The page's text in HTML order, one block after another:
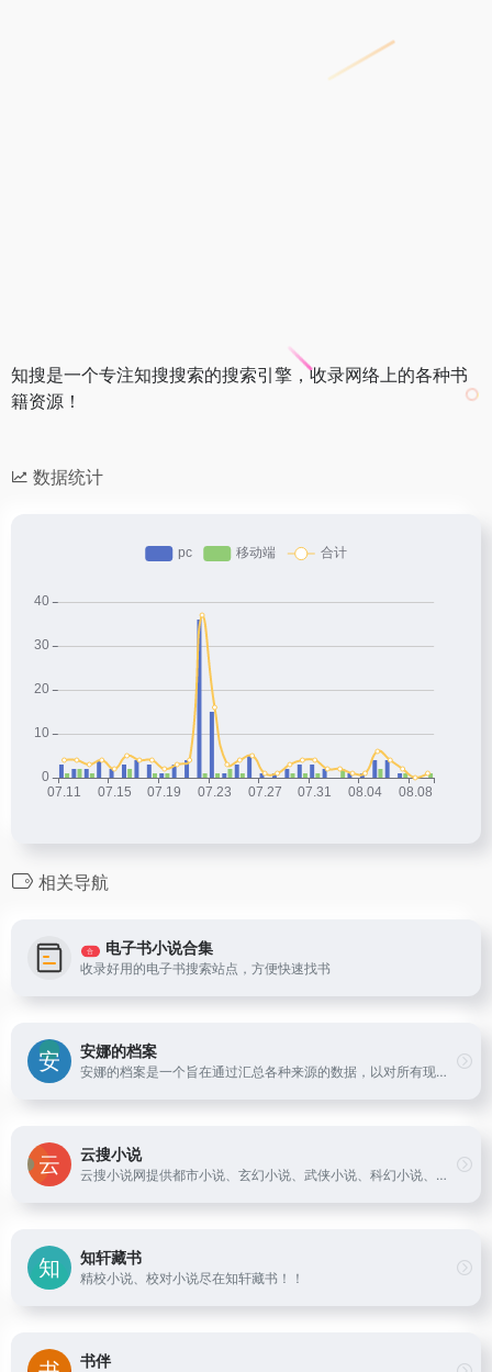
知搜是一个专注知搜搜索的搜索引擎，收录网络上的各种书
籍资源！
数据统计
相关导航
合 电子书小说合集
收录好用的电子书搜索站点，方便快速找书
安娜的档案
安娜的档案是一个旨在通过汇总各种来源的数据，以对所有现有书籍进行分类的项目。我们也跟进人们在通过“影子图书馆”以数字形式轻松获取所有这些书籍方面取得的进展。
云搜小说
云搜小说网提供都市小说、玄幻小说、武侠小说、科幻小说、游戏小说、同人小说等免费小说下载，好看的小说在线阅读网站推荐出免费全本小说、小说排行榜前十名，您可以方便地进行云搜免费全本小说在线阅读
知轩藏书
精校小说、校对小说尽在知轩藏书！！
书伴